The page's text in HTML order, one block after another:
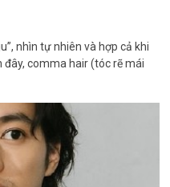
nhìn tự nhiên và hợp cả khi
đây, comma hair (tóc rẽ mái